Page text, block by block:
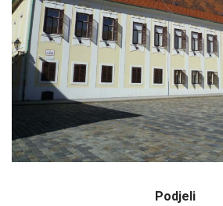
Podjeli